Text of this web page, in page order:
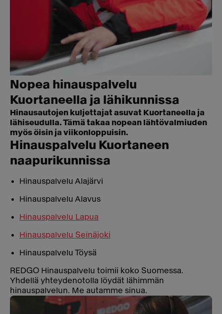
Nopea hinauspalvelu
Kuortaneella ja lähikunnissa
Hinausautojen kuljettajat asuvat Kuortaneella ja
lähiseudulla. Tämä takaa nopean lähtövalmiuden
myös öisin ja viikonloppuisin.
Hinauspalvelu Kuortaneen
naapurikunnissa
Hinauspalvelu Alajärvi
Hinauspalvelu Alavus
Hinauspalvelu Lapua
Hinauspalvelu Seinäjoki
Hinauspalvelu Töysä
REDGO Hinauspalvelu toimii koko Suomessa.
Yhdellä yhteydenotolla löydät lähimmän
hinauspalvelun. Me autamme sinua.